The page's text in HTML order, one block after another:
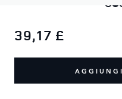
39,17 £